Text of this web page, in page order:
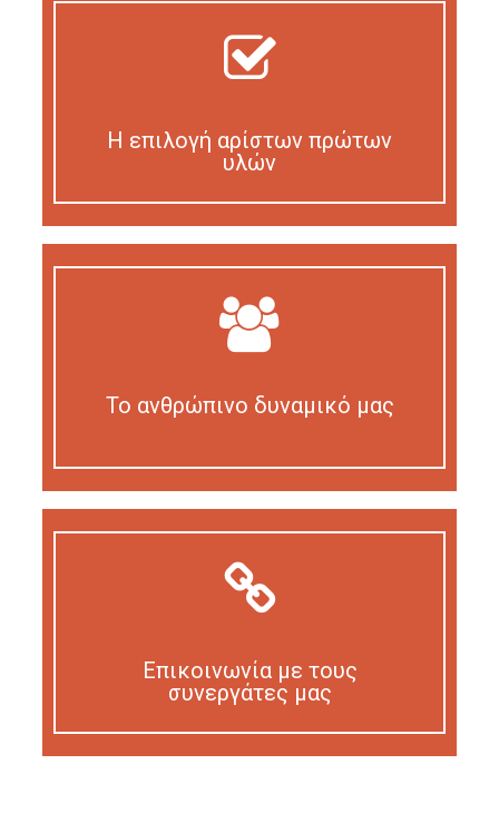
Η επιλογή αρίστων πρώτων
υλών
Το ανθρώπινο δυναμικό μας
Επικοινωνία με τους
συνεργάτες μας